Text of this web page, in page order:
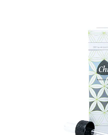
EHBO & REANIMATIE
VROEDVROUW AAN HUIS